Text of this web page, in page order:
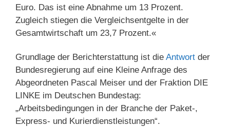
Euro. Das ist eine Abnahme um 13 Prozent.
Zugleich stiegen die Vergleichsentgelte in der
Gesamtwirtschaft um 23,7 Prozent.«
Grundlage der Berichterstattung ist die Antwort der
Bundesregierung auf eine Kleine Anfrage des
Abgeordneten Pascal Meiser und der Fraktion DIE
LINKE im Deutschen Bundestag:
„Arbeitsbedingungen in der Branche der Paket-,
Express- und Kurierdienstleistungen“.